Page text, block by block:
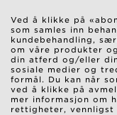
Ved å klikke på
som samles inn
kundebehandling,
om våre produkter
din atferd og/eller
sosiale medier og
formål. Du kan når
ved å klikke på
mer informasjon om
rettigheter, vennligst